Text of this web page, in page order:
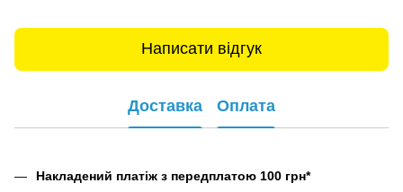
Написати відгук
Доставка Оплата
Накладений платіж з передплатою 100 грн*